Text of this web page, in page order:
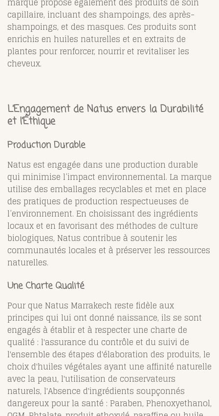
capillaire, incluant des shampoings, des après-
shampoings, et des masques. Ces produits sont
enrichis en huiles naturelles et en extraits de
plantes pour renforcer, nourrir et revitaliser les
cheveux.
L’Engagement de Natus envers la Durabilité
et l’Éthique
Production Durable
Natus est engagée dans une production durable
qui minimise l’impact environnemental. La marque
utilise des emballages recyclables et met en place
des pratiques de production respectueuses de
l’environnement. En choisissant des ingrédients
locaux et en favorisant des méthodes de culture
biologiques, Natus contribue à soutenir les
communautés locales et à préserver les ressources
naturelles.
Une Charte Qualité
Pour que Natus Marrakech reste fidèle aux
principes qui lui ont donné naissance, ils se sont
engagés à établir et à respecter une charte de
qualité : l'assurance du contrôle et du suivi de
l'ensemble des étapes d'élaboration des produits, le
choix d'huiles végétales ayant une affinité naturelle
avec la peau, l'utilisation de conservateurs
naturels, l'Absence d'ingrédients soupçonnés
dangereux pour la santé : Paraben, Phenoxyethanol,